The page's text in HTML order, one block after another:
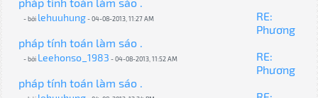
pháp tính toán làm sáo .
- bởi lehuuhung- 04-08-2013, 11:27 AM
RE:
Phương
pháp tính toán làm sáo .
- bởi Leehonso_1983 - 04-08-2013, 11:52 AM
RE:
Phương
pháp tính toán làm sáo .